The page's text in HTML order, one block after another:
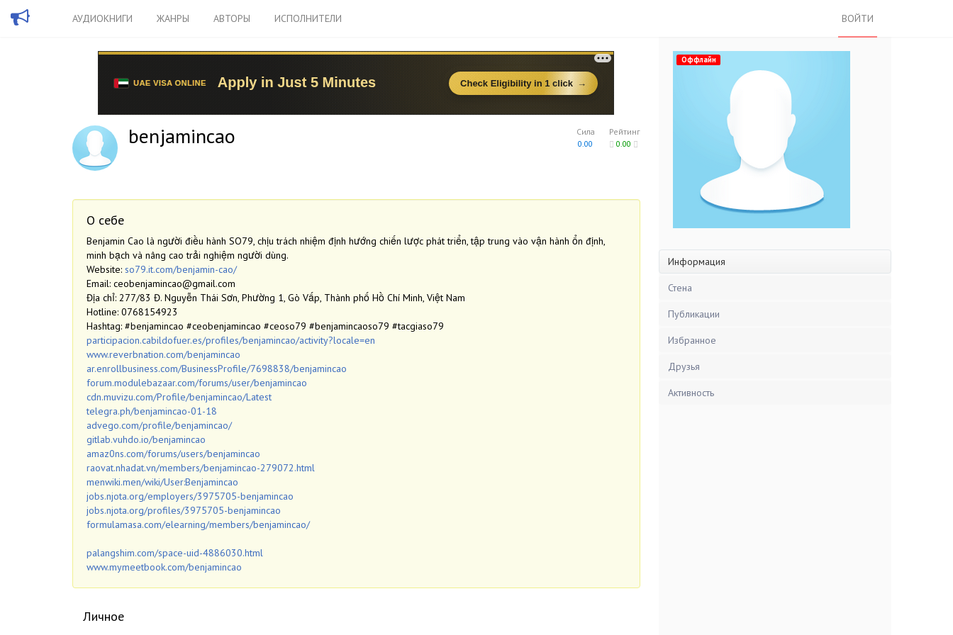
АУДИОКНИГИ ЖАНРЫ АВТОРЫ ИСПОЛНИТЕЛИ ВОЙТИ
Рейтинг
0.00
Сила
0.00
benjamincao
О себе
Benjamin Cao là người điều hành SO79, chịu trách nhiệm định hướng chiến lược phát triển, tập trung vào vận hành ổn định,
minh bạch và nâng cao trải nghiệm người dùng.
Website: so79.it.com/benjamin-cao/
Email: ceobenjamincao@gmail.com
Địa chỉ: 277/83 Đ. Nguyễn Thái Sơn, Phường 1, Gò Vấp, Thành phố Hồ Chí Minh, Việt Nam
Hotline: 0768154923
Hashtag: #benjamincao #ceobenjamincao #ceoso79 #benjamincaoso79 #tacgiaso79
participacion.cabildofuer.es/profiles/benjamincao/activity?locale=en
www.reverbnation.com/benjamincao
ar.enrollbusiness.com/BusinessProfile/7698838/benjamincao
forum.modulebazaar.com/forums/user/benjamincao
cdn.muvizu.com/Profile/benjamincao/Latest
telegra.ph/benjamincao-01-18
advego.com/profile/benjamincao/
gitlab.vuhdo.io/benjamincao
amaz0ns.com/forums/users/benjamincao
raovat.nhadat.vn/members/benjamincao-279072.html
menwiki.men/wiki/User:Benjamincao
jobs.njota.org/employers/3975705-benjamincao
jobs.njota.org/profiles/3975705-benjamincao
formulamasa.com/elearning/members/benjamincao/
palangshim.com/space-uid-4886030.html
www.mymeetbook.com/benjamincao
Личное
Оффлайн
Информация
Стена
Публикации
Избранное
Друзья
Активность